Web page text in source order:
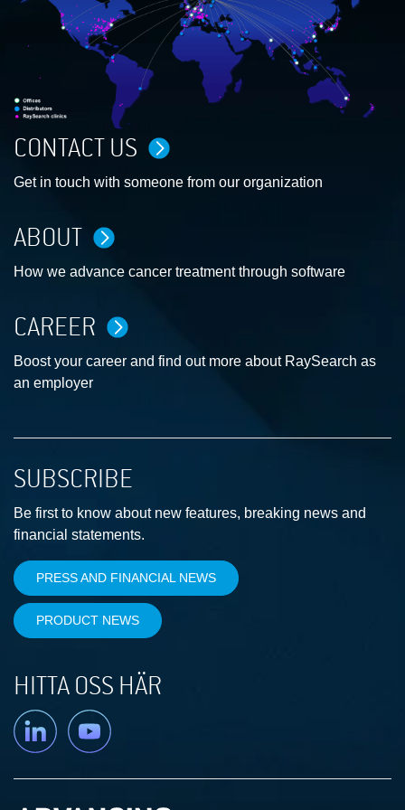
CONTACT US
Get in touch with someone from our organization
ABOUT
How we advance cancer treatment through software
CAREER
Boost your career and find out more about RaySearch as
an employer
SUBSCRIBE
Be first to know about new features, breaking news and
financial statements.
PRESS AND FINANCIAL NEWS
PRODUCT NEWS
HITTA OSS HÄR
Linkedin YouTube